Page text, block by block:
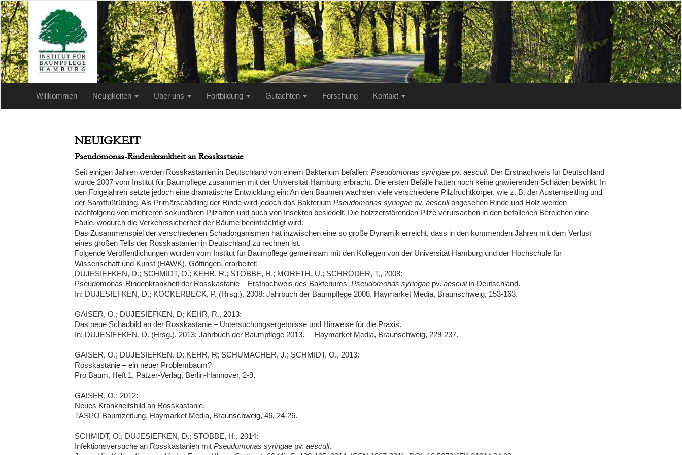
Willkommen Neuigkeiten Über uns Fortbildung Gutachten Forschung Kontakt
NEUIGKEIT
Pseudomonas-Rindenkrankheit an Rosskastanie
Seit einigen Jahren werden Rosskastanien in Deutschland von einem Bakterium befallen: Pseudomonas syringae pv. aesculi. Der Erstnachweis für Deutschland
wurde 2007 vom Institut für Baumpflege zusammen mit der Universität Hamburg erbracht. Die ersten Befälle hatten noch keine gravierenden Schäden bewirkt. In
den Folgejahren setzte jedoch eine dramatische Entwicklung ein: An den Bäumen wachsen viele verschiedene Pilzfruchtkörper, wie z. B. der Austernseitling und
der Samtfußrübling. Als Primärschädling der Rinde wird jedoch das Bakterium Pseudomonas syringae pv. aesculiangesehen Rinde und Holz werden
nachfolgend von mehreren sekundären Pilzarten und auch von Insekten besiedelt. Die holzzerstörenden Pilze verursachen in den befallenen Bereichen eine
Fäule, wodurch die Verkehrssicherheit der Bäume beeinträchtigt wird.
Das Zusammenspiel der verschiedenen Schadorganismen hat inzwischen eine so große Dynamik erreicht, dass in den kommenden Jahren mit dem Verlust
eines großen Teils der Rosskastanien in Deutschland zu rechnen ist.
Folgende Veröffentlichungen wurden vom Institut für Baumpflege gemeinsam mit den Kollegen von der Universität Hamburg und der Hochschule für
Wissenschaft und Kunst (HAWK), Göttingen, erarbeitet:
DUJESIEFKEN, D.; SCHMIDT, O.; KEHR, R.; STOBBE, H.; MORETH, U.; SCHRÖDER, T., 2008:
Pseudomonas-Rindenkrankheit der Rosskastanie – Erstnachweis des Bakteriums Pseudomonas syringae pv. aesculi in Deutschland.
In: DUJESIEFKEN, D.; KOCKERBECK, P. (Hrsg.), 2008: Jahrbuch der Baumpflege 2008. Haymarket Media, Braunschweig, 153-163.
GAISER, O.; DUJESIEFKEN, D; KEHR, R., 2013:
Das neue Schadbild an der Rosskastanie – Untersuchungsergebnisse und Hinweise für die Praxis.
In: DUJESIEFKEN, D. (Hrsg.), 2013: Jahrbuch der Baumpflege 2013. Haymarket Media, Braunschweig, 229-237.
GAISER, O.; DUJESIEFKEN, D; KEHR, R; SCHUMACHER, J.; SCHMIDT, O., 2013:
Rosskastanie – ein neuer Problembaum?
Pro Baum, Heft 1, Patzer-Verlag, Berlin-Hannover, 2-9.
GAISER, O.: 2012:
Neues Krankheitsbild an Rosskastanie.
TASPO Baumzeitung, Haymarket Media, Braunschweig, 46, 24-26.
SCHMIDT, O.; DUJESIEFKEN, D.; STOBBE, H., 2014:
Infektionsversuche an Rosskastanien mit Pseudomonas syringae pv. aesculi.